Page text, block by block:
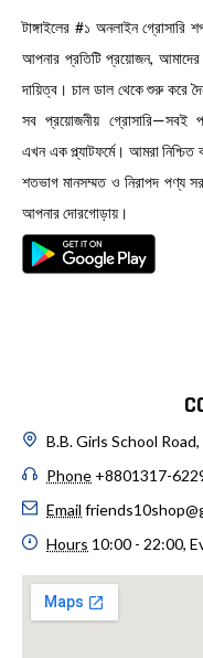
টাঙ্গাইলের #১ অনলাইন গ্রোসারি
আপনার প্রতিটি প্রয়োজন,
দায়িত্ব। চাল ডাল থেকে শুরু করে
সব প্রয়োজনীয় গ্রোসারি—সবই
এখন এক প্ল্যাটফর্মে। আমরা নিশ্চিত
শতভাগ মানসম্মত ও নিরাপদ পণ্য
আপনার দোরগোড়ায়।
B.B. Girls School
Phone +8801317-
Email
Hours 10:00 - 22:00,